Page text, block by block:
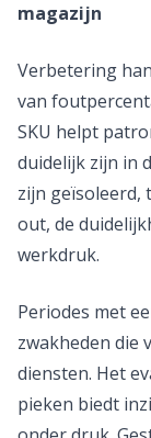
magazijn
Verbetering
van
SKU helpt
duidelijk zijn in
zijn geïsoleerd,
out, de
werkdruk.
Periodes met
zwakheden die
diensten. Het
pieken biedt